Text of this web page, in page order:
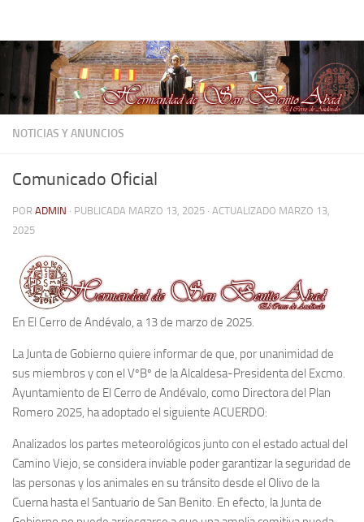
NOTICIAS Y ANUNCIOS
Comunicado Oficial
POR ADMIN · PUBLICADA MARZO 13, 2025 · ACTUALIZADO MARZO 13,
2025
En El Cerro de Andévalo, a 13 de marzo de 2025.
La Junta de Gobierno quiere informar de que, por unanimidad de
sus miembros y con el VºBº de la Alcaldesa-Presidenta del Excmo.
Ayuntamiento de El Cerro de Andévalo, como Directora del Plan
Romero 2025, ha adoptado el siguiente ACUERDO:
Analizados los partes meteorológicos junto con el estado actual del
Camino Viejo, se considera inviable poder garantizar la seguridad de
las personas y los animales en su tránsito desde el Olivo de la
Cuerna hasta el Santuario de San Benito. En efecto, la Junta de